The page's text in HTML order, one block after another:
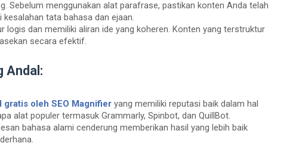
Sebelum menggunakan alat parafrase, pastikan konten Anda telah
tata bahasa dan ejaan.
logis dan memiliki aliran ide yang koheren. Konten yang terstruktur
secara efektif.
Andal:
gratis oleh SEO Magnifier yang memiliki reputasi baik dalam hal
alat populer termasuk Grammarly, Spinbot, dan QuillBot.
bahasa alami cenderung memberikan hasil yang lebih baik